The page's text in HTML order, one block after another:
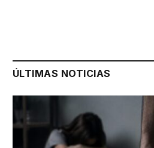
ÚLTIMAS NOTICIAS